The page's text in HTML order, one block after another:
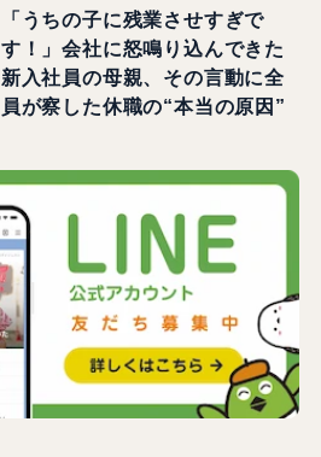
「うちの子に残業させすぎで
す！」会社に怒鳴り込んできた
新入社員の母親、その言動に全
員が察した休職の“本当の原因”